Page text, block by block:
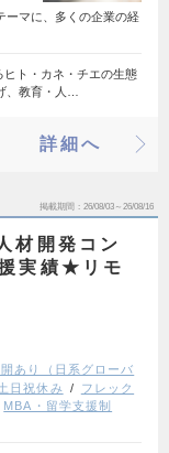
ーマに、多くの企業の経
ヒト・カネ・チエの生態
、教育・人…
詳細へ
掲載期間 26/08/03～26/08/16
材開発コン
実績★リモ
あり（日系グローバ
日祝休み
フレック
MBA・留学支援制